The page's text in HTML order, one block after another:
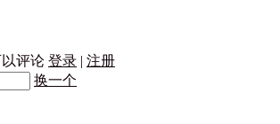
评论 登录 | 注册
换一个